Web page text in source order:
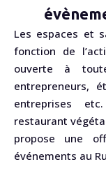
Les espaces et
fonction de
ouverte à
entrepreneurs,
entreprises
restaurant
propose une
événements au